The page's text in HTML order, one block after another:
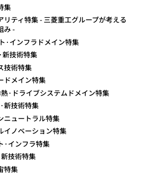
集
リティ特集 - 三菱重工グループが考える
み -
·インフラドメイン特集
技術特集
技術特集
ドメイン特集
·ドライブシステムドメイン特集
新技術特集
ニュートラル特集
イノベーション特集
·インフラ特集
技術特集
特集